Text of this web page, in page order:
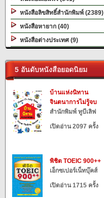
หนังสือลิขสิทธิ์สำนักพิมพ์ (2389)
หนังสือหายาก (40)
หนังสือต่างประเทศ (9)
5 อันดับหนังสือยอดนิยม
บ้านแห่งนิทาน
จินตนาการไม่รู้จบ
สำนักพิมพ์ ทูบีเลิฟ
เปิดอ่าน 2097 ครั้ง
พิชิต TOEIC 900++
เอ็กซเปอร์เน็ทบุ๊คส์
เปิดอ่าน 1715 ครั้ง